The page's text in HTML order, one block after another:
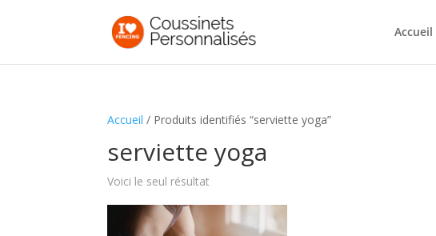
Accueil
Accueil / Produits identifiés “serviette yoga”
serviette yoga
Voici le seul résultat